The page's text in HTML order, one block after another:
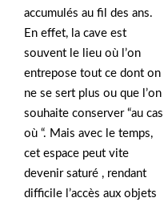
accumulés au fil des ans.
En effet, la cave est
souvent le lieu où l’on
entrepose tout ce dont on
ne se sert plus ou que l’on
souhaite conserver “au cas
où “. Mais avec le temps,
cet espace peut vite
devenir saturé , rendant
difficile l’accès aux objets